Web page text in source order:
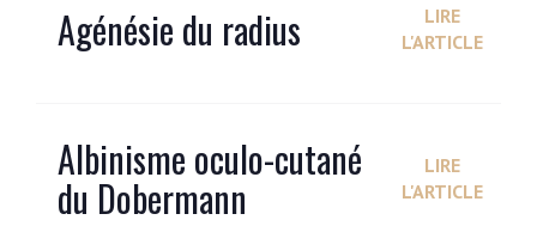
Agénésie du radius
LIRE
L'ARTICLE
Albinisme oculo-cutané
du Dobermann
LIRE
L'ARTICLE